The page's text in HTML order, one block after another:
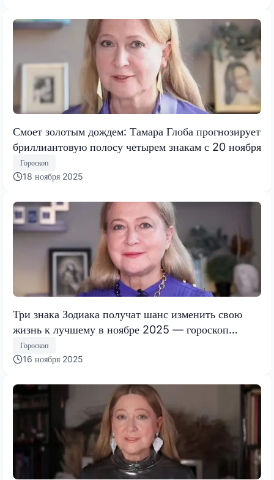
Смоет золотым дождем: Тамара Глоба прогнозирует
бриллиантовую полосу четырем знакам с 20 ноября
Гороскоп
18 ноября 2025
Три знака Зодиака получат шанс изменить свою
жизнь к лучшему в ноябре 2025 — гороскоп
Тамары Глобы
Гороскоп
16 ноября 2025